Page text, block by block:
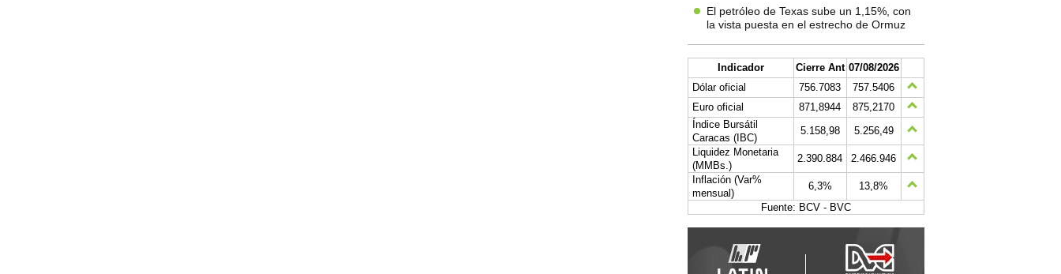
El petróleo de Texas sube un 1,15%, con
la vista puesta en el estrecho de Ormuz
Indicador Cierre Ant 07/08/2026
Dólar oficial
756.7083
757.5406
Euro oficial
871,8944
875,2170
Índice Bursátil
Caracas (IBC)
5.158,98
5.256,49
Liquidez Monetaria
(MMBs.)
2.390.884
2.466.946
Inflación (Var%
mensual)
6,3%
13,8%
Fuente: BCV - BVC